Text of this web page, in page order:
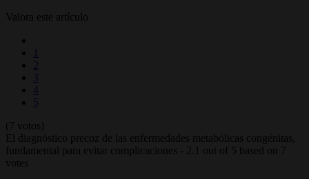
Valora este artículo
1
2
3
4
5
(7 votos)
El diagnóstico precoz de las enfermedades metabólicas congénitas,
fundamental para evitar complicaciones - 2.1 out of 5 based on 7
votes